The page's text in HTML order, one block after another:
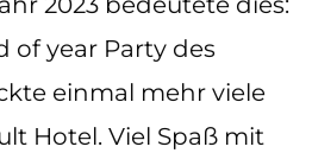
of year Party des
einmal mehr viele
Hotel. Viel Spaß mit